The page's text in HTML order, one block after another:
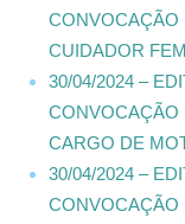
CONVOCAÇÃO
CUIDADOR
30/04/2024 –
CONVOCAÇÃO
CARGO DE
30/04/2024 –
CONVOCAÇÃO